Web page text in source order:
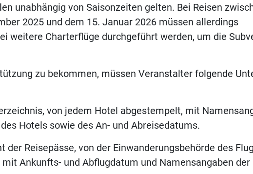
unabhängig von Saisonzeiten gelten. Bei Reisen
2025 und dem 15. Januar 2026 müssen allerdings
weitere Charterflüge durchgeführt werden, um die
zu bekommen, müssen Veranstalter folgende
von jedem Hotel abgestempelt, mit
Hotels sowie des An- und Abreisedatums.
der Reisepässe, von der Einwanderungsbehörde des
Ankunfts- und Abflugdatum und Namensangaben der